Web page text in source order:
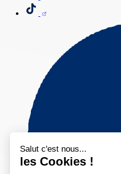
Salut c'est nous...
les Cookies !